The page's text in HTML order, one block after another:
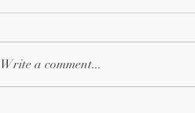
Write a comment...